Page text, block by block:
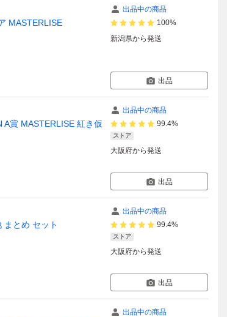
MASTERLISE
出品中の商品
100%
新潟県から発送
出品
A賞 MASTERLISE 紅き仮
出品中の商品
99.4%
ストア
大阪府から発送
出品
とめ セット
出品中の商品
99.4%
ストア
大阪府から発送
出品
出品中の商品